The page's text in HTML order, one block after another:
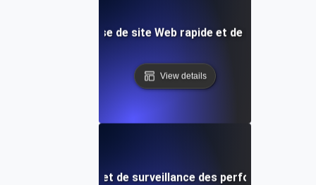
de test de vitesse de site Web rapide et de surveillance
View details
de test de vitesse et de surveillance des performances